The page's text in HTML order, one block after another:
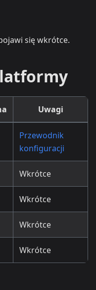
się wkrótce.
Uwagi
Przewodnik
konfiguracji
Wkrótce
Wkrótce
Wkrótce
Wkrótce